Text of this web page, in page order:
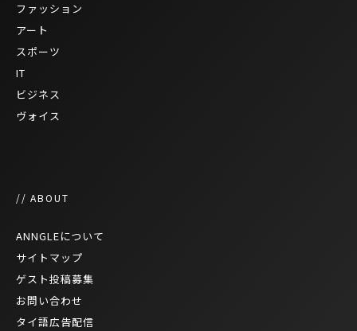
ファッション
アート
スポーツ
IT
ビジネス
ヴォイス
// ABOUT
ANNGLEについて
サイトマップ
ゲスト投稿募集
お問い合わせ
タイ語広告配信